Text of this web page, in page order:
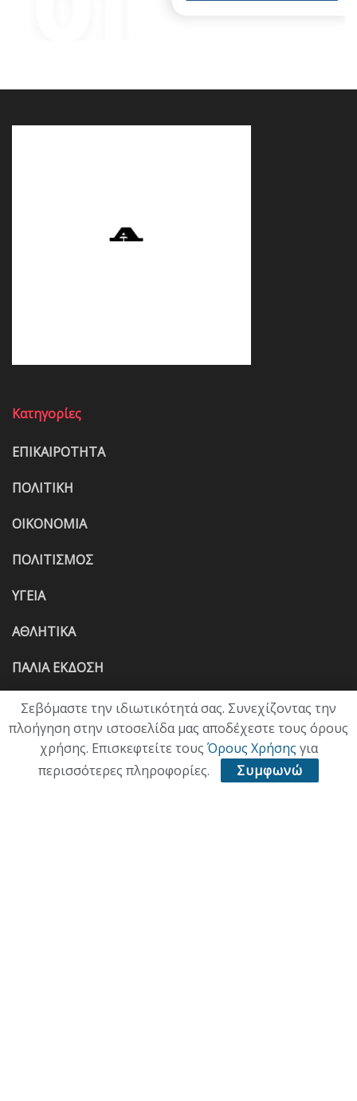
Κατηγορίες
ΕΠΙΚΑΙΡΟΤΗΤΑ
ΠΟΛΙΤΙΚΗ
ΟΙΚΟΝΟΜΙΑ
ΠΟΛΙΤΙΣΜΟΣ
ΥΓΕΙΑ
ΑΘΛΗΤΙΚΑ
ΠΑΛΙΑ ΕΚΔΟΣΗ
Σεβόμαστε την ιδιωτικότητά σας. Συνεχίζοντας την
πλοήγηση στην ιστοσελίδα μας αποδέχεστε τους όρους
χρήσης. Επισκεφτείτε τους Όρους Χρήσης για
περισσότερες πληροφορίες.
Συμφωνώ